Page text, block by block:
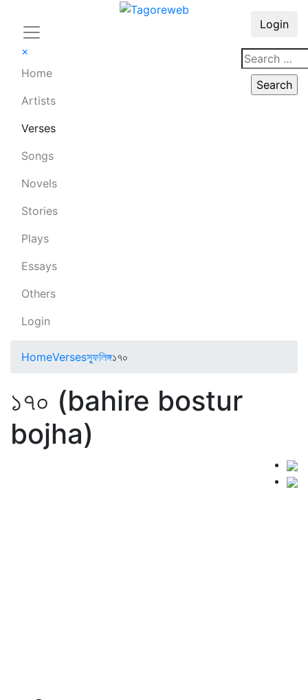
×
Home
Artists
Verses
Songs
Novels
Stories
Plays
Essays
Others
Login
Login
HomeVersesস্ফুলিঙ্গ১৭০
১৭০ (bahire bostur
bojha)